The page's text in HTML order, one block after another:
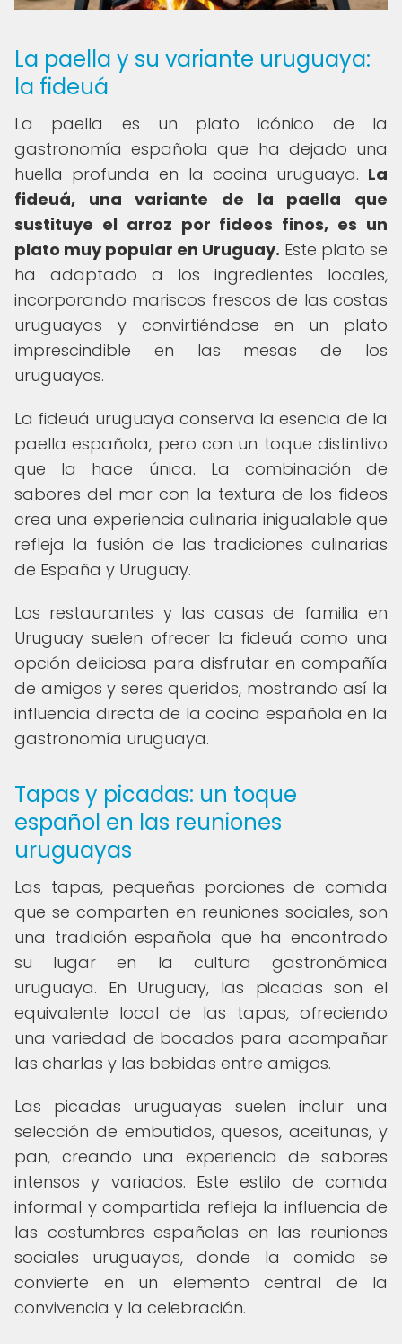
La paella y su variante uruguaya:
la fideuá
La paella es un plato icónico de la
gastronomía española que ha dejado una
huella profunda en la cocina uruguaya. La
fideuá, una variante de la paella que
sustituye el arroz por fideos finos, es un
plato muy popular en Uruguay. Este plato se
ha adaptado a los ingredientes locales,
incorporando mariscos frescos de las costas
uruguayas y convirtiéndose en un plato
imprescindible en las mesas de los
uruguayos.
La fideuá uruguaya conserva la esencia de la
paella española, pero con un toque distintivo
que la hace única. La combinación de
sabores del mar con la textura de los fideos
crea una experiencia culinaria inigualable que
refleja la fusión de las tradiciones culinarias
de España y Uruguay.
Los restaurantes y las casas de familia en
Uruguay suelen ofrecer la fideuá como una
opción deliciosa para disfrutar en compañía
de amigos y seres queridos, mostrando así la
influencia directa de la cocina española en la
gastronomía uruguaya.
Tapas y picadas: un toque
español en las reuniones
uruguayas
Las tapas, pequeñas porciones de comida
que se comparten en reuniones sociales, son
una tradición española que ha encontrado
su lugar en la cultura gastronómica
uruguaya. En Uruguay, las picadas son el
equivalente local de las tapas, ofreciendo
una variedad de bocados para acompañar
las charlas y las bebidas entre amigos.
Las picadas uruguayas suelen incluir una
selección de embutidos, quesos, aceitunas, y
pan, creando una experiencia de sabores
intensos y variados. Este estilo de comida
informal y compartida refleja la influencia de
las costumbres españolas en las reuniones
sociales uruguayas, donde la comida se
convierte en un elemento central de la
convivencia y la celebración.